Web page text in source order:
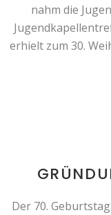
nahm die
erhielt zum 30.
Der 70.